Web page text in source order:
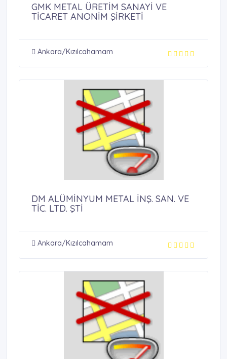
GMK METAL ÜRETİM SANAYİ VE
TİCARET ANONİM ŞİRKETİ
Ankara/Kızılcahamam
DM ALÜMİNYUM METAL İNŞ. SAN. VE
TİC. LTD. ŞTİ
Ankara/Kızılcahamam